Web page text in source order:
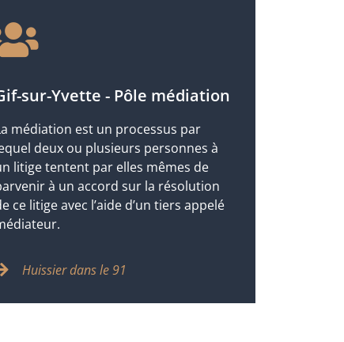
sur-Yvette - Pôle médiation
médiation est un processus par
deux ou plusieurs personnes à
litige tentent par elles mêmes de
à un accord sur la résolution
ce litige avec l’aide d’un tiers appelé
Huissier dans le 91